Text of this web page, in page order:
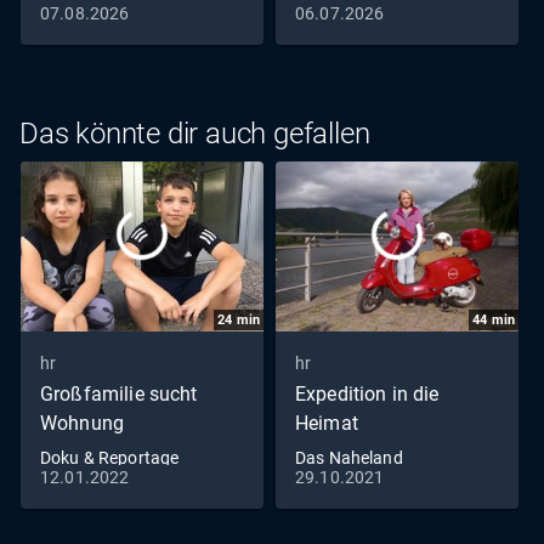
07.08.2026
06.07.2026
Das könnte dir auch gefallen
24 min
hr
Großfamilie sucht
Wohnung
Doku & Reportage
12.01.2022
44min
hr
Expedition in die
Heimat
Das Naheland
29.10.2021